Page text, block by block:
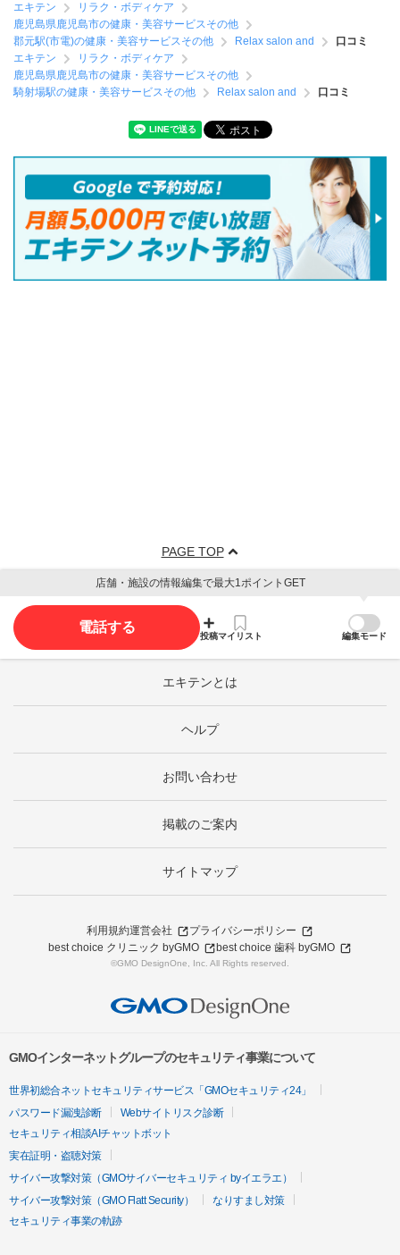
エキテン
リラク・ボディケア
鹿児島県鹿児島市の健康・美容サービスその他
郡元駅(市電)の健康・美容サービスその他
Relax salon and
口コミ
エキテン
リラク・ボディケア
鹿児島県鹿児島市の健康・美容サービスその他
騎射場駅の健康・美容サービスその他
Relax salon and 口コミ
PAGE TOP
店舗・施設の情報編集で最大1ポイントGET
電話する
投稿マイリスト 編集モード
エキテンとは
ヘルプ
お問い合わせ
掲載のご案内
サイトマップ
利用規約運営会社
プライバシーポリシー
best choice クリニック byGMO
best choice 歯科 byGMO
©GMO DesignOne, Inc. All Rights reserved.
GMOインターネットグループのセキュリティ事業について
世界初総合ネットセキュリティサービス「GMOセキュリティ24」
パスワード漏洩診断
Webサイトリスク診断
セキュリティ相談AIチャットボット
実在証明・盗聴対策
サイバー攻撃対策（GMOサイバーセキュリティ byイエラエ）
サイバー攻撃対策（GMO Flatt Security）
なりすまし対策
セキュリティ事業の軌跡